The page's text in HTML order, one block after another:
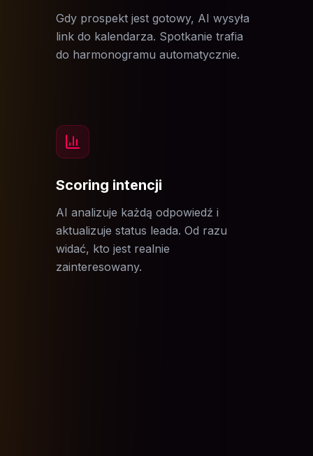
Gdy prospekt jest gotowy, AI wysyła
link do kalendarza. Spotkanie trafia
do harmonogramu automatycznie.
Scoring intencji
AI analizuje każdą odpowiedź i
aktualizuje status leada. Od razu
widać, kto jest realnie
zainteresowany.